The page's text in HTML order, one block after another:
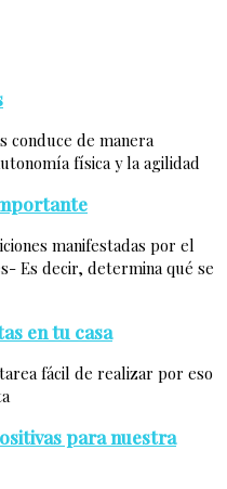
conduce de manera
física y la agilidad
manifestadas por el
Es decir, determina qué se
en tu casa
fácil de realizar por eso
para nuestra